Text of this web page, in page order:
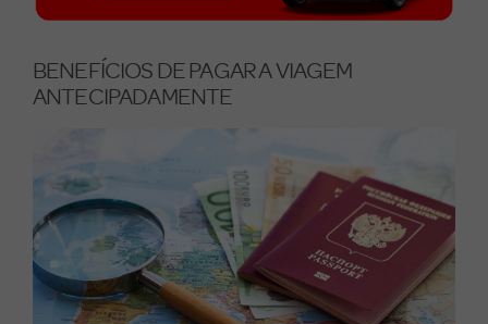
BENEFÍCIOS DE PAGAR A VIAGEM
ANTECIPADAMENTE